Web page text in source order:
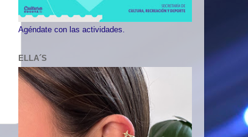
Agéndate con las actividades.
ELLA´S